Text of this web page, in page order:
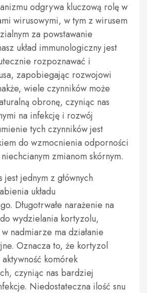
odgrywa kluczową rolę w
wirusowymi, w tym z wirusem
za powstawanie
układ immunologiczny jest
rozpoznawać i
zapobiegając rozwojowi
wiele czynników może
obronę, czyniąc nas
na infekcję i rozwój
tych czynników jest
do wzmocnienia odporności
zmianom skórnym.
jest jednym z głównych
układu
Długotrwałe narażenie na
wydzielania kortyzolu,
nadmiarze ma działanie
Oznacza to, że kortyzol
komórek
czyniąc nas bardziej
Niedostateczna ilość snu